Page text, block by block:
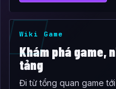
Wiki Game
Khám phá game,
tảng
Đi từ tổng quan game